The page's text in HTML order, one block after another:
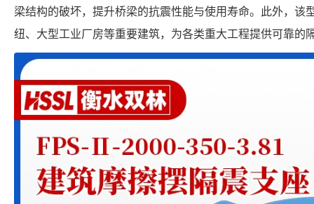
梁结构的破坏，提升桥梁的抗震性能与使用寿命。此外，该
纽、大型工业厂房等重要建筑，为各类重大工程提供可靠的